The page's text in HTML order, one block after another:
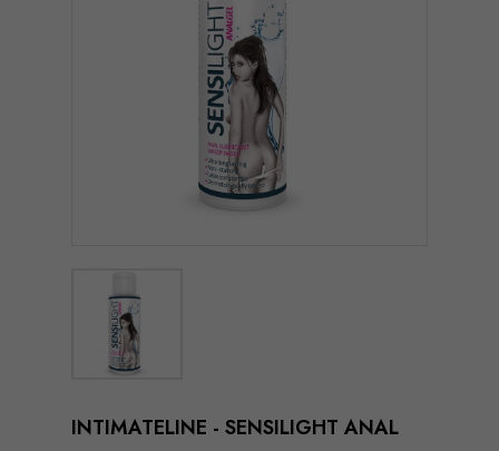
INTIMATELINE - SENSILIGHT ANAL